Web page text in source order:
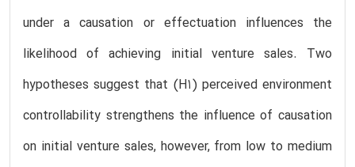
under a causation or effectuation influences the
likelihood of achieving initial venture sales. Two
hypotheses suggest that (H1) perceived environment
controllability strengthens the influence of causation
on initial venture sales, however, from low to medium